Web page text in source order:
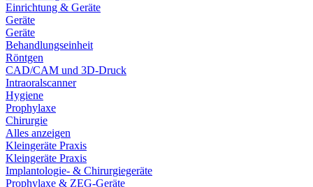
Einrichtung & Geräte
Geräte
Geräte
Behandlungseinheit
Röntgen
CAD/CAM und 3D-Druck
Intraoralscanner
Hygiene
Prophylaxe
Chirurgie
Alles anzeigen
Kleingeräte Praxis
Kleingeräte Praxis
Implantologie- & Chirurgiegeräte
Prophylaxe & ZEG-Geräte